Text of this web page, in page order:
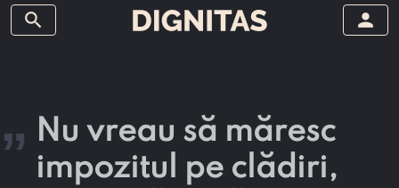
search person
„ Nu vreau să măresc
impozitul pe clădiri,